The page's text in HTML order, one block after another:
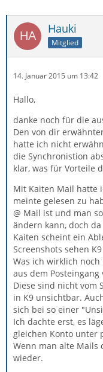
Hauki
Mitglied
14. Januar 2015 um 13:42
Hallo,
danke noch für die
Den von dir
hatte ich nicht
die Synchronistion
klar, was für Vorteile
Mit Kaiten Mail hatte
meinte gelesen zu
@ Mail ist und man
ändern kann, doch
Kaiten scheint ein
Screenshots sehen
Was ich wirklich
aus dem Posteingang
Diese sind nicht vom
in K9 unsichtbar.
sich bei so einer
Ich dachte erst, es
gleichen Konto unter
Wenn man alte Mails
wieder.